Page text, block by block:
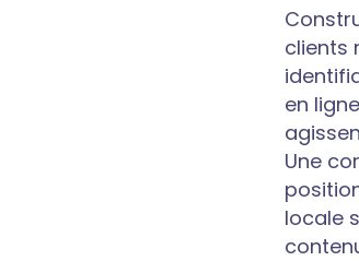
clients
en
Une
locale